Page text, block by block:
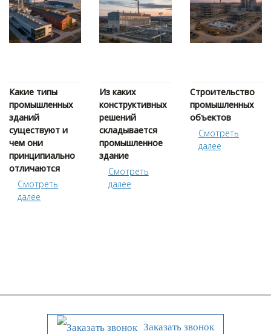
Какие типы
промышленных
зданий
существуют и
чем они
принципиально
отличаются
Cмотреть
далее
Из каких
конструктивных
решений
складывается
промышленное
здание
Cмотреть
далее
Строительство
промышленных
объектов
Cмотреть
далее
Заказать звонок